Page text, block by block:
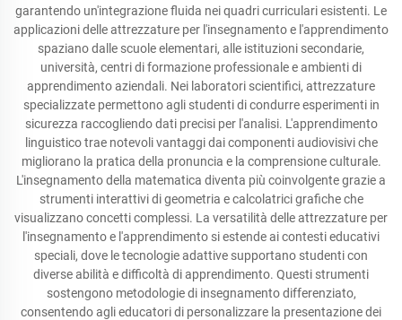
garantendo un'integrazione fluida nei quadri curriculari esistenti. Le
applicazioni delle attrezzature per l'insegnamento e l'apprendimento
spaziano dalle scuole elementari, alle istituzioni secondarie,
università, centri di formazione professionale e ambienti di
apprendimento aziendali. Nei laboratori scientifici, attrezzature
specializzate permettono agli studenti di condurre esperimenti in
sicurezza raccogliendo dati precisi per l'analisi. L'apprendimento
linguistico trae notevoli vantaggi dai componenti audiovisivi che
migliorano la pratica della pronuncia e la comprensione culturale.
L'insegnamento della matematica diventa più coinvolgente grazie a
strumenti interattivi di geometria e calcolatrici grafiche che
visualizzano concetti complessi. La versatilità delle attrezzature per
l'insegnamento e l'apprendimento si estende ai contesti educativi
speciali, dove le tecnologie adattive supportano studenti con
diverse abilità e difficoltà di apprendimento. Questi strumenti
sostengono metodologie di insegnamento differenziato,
consentendo agli educatori di personalizzare la presentazione dei